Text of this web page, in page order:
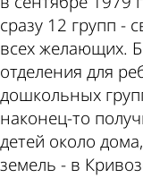
сразу 12 групп -
всех желающих.
отделения для
дошкольных
наконец-то
детей около
земель - в